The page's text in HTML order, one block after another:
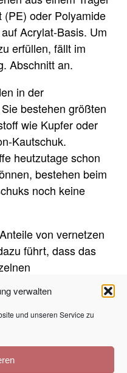
verwalten
und unseren Service zu
oder Polyamide
Acrylat-Basis. Um
erfüllen, fällt im
Abschnitt an.
in der
bestehen größten
wie Kupfer oder
Kautschuk.
heutzutage schon
bestehen beim
noch keine
von vernetzen
führt, dass das
über den
thermischen
sollte jedoch
der Wahl darstellen.